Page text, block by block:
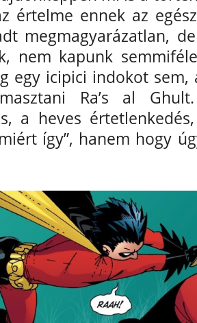
értelme ennek az
megmagyarázatlan,
nem kapunk
egy icipici indokot
Ra’s al
a heves
így”, hanem hogy